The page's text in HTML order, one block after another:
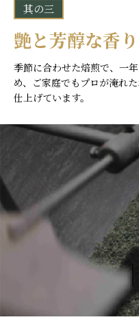
其の三
艶と芳醇な香り
季節に合わせた焙煎で、一
め、ご家庭でもプロが淹れ
仕上げています。